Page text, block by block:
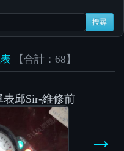
搜尋
【合計：68】
表邱Sir-維修前
→